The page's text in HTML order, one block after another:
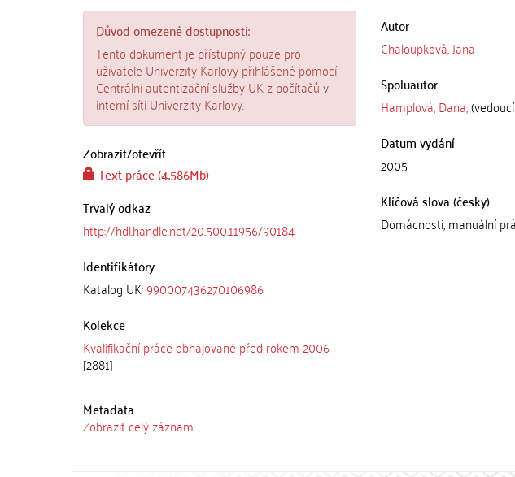
Důvod omezené dostupnosti:
Tento dokument je přístupný pouze pro
uživatele Univerzity Karlovy přihlášené pomocí
Centrální autentizační služby UK z počítačů v
interní síti Univerzity Karlovy.
Zobrazit/otevřít
Text práce (4.586Mb)
Trvalý odkaz
http://hdl.handle.net/20.500.11956/90184
Identifikátory
Katalog UK:990007436270106986
Kolekce
Kvalifikační práce obhajované před rokem 2006
[2881]
Autor
Chaloupková, Jana
Spoluautor
Hamplová, Dana,
Datum vydání
2005
Klíčová slova (česky)
Domácnosti, manuální
Metadata
Zobrazit celý záznam